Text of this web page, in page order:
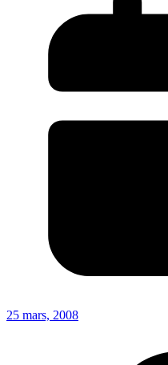
25 mars, 2008